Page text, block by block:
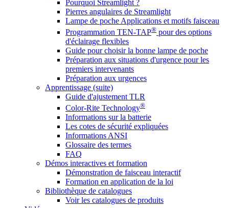
Pourquoi Streamlight ?
Pierres angulaires de Streamlight
Lampe de poche Applications et motifs faisceau
Programmation TEN-TAP® pour des options
d'éclairage flexibles
Guide pour choisir la bonne lampe de poche
Préparation aux situations d'urgence pour les
premiers intervenants
Préparation aux urgences
Apprentissage (suite)
Guide d'ajustement TLR
Color-Rite Technology®
Informations sur la batterie
Les cotes de sécurité expliquées
Informations ANSI
Glossaire des termes
FAQ
Démos interactives et formation
Démonstration de faisceau interactif
Formation en application de la loi
Bibliothèque de catalogues
Voir les catalogues de produits